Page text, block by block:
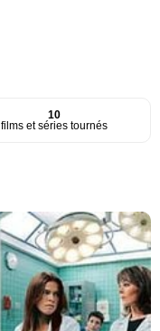
10
films et séries tournés